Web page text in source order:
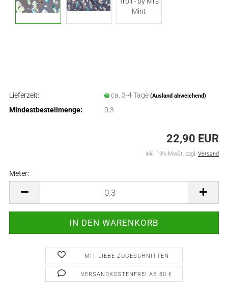
Lieferzeit: ca. 3-4 Tage (Ausland abweichend)
Mindestbestellmenge: 0,3
22,90 EUR
inkl. 19% MwSt. zzgl. Versand
Meter:
MIT LIEBE ZUGESCHNITTEN
VERSANDKOSTENFREI AB 80 €